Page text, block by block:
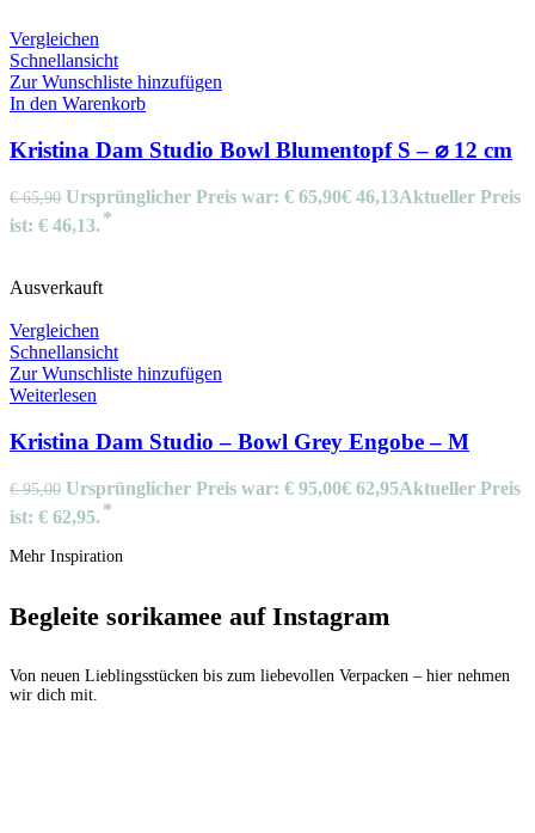
Vergleichen
Schnellansicht
Zur Wunschliste hinzufügen
In den Warenkorb
Kristina Dam Studio Bowl Blumentopf S – ⌀ 12 cm
€65,90 Ursprünglicher Preis war: € 65,90€ 46,13Aktueller Preis
ist: € 46,13.
Ausverkauft
Vergleichen
Schnellansicht
Zur Wunschliste hinzufügen
Weiterlesen
Kristina Dam Studio – Bowl Grey Engobe – M
€95,00 Ursprünglicher Preis war: € 95,00€ 62,95Aktueller Preis
ist: € 62,95.
Mehr Inspiration
Begleite sorikamee auf Instagram
Von neuen Lieblingsstücken bis zum liebevollen Verpacken – hier nehmen
wir dich mit.